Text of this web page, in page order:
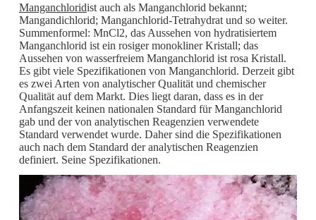
Manganchloridist auch als Manganchlorid bekannt;
Mangandichlorid; Manganchlorid-Tetrahydrat und so weiter.
Summenformel: MnCl2, das Aussehen von hydratisiertem
Manganchlorid ist ein rosiger monokliner Kristall; das
Aussehen von wasserfreiem Manganchlorid ist rosa Kristall.
Es gibt viele Spezifikationen von Manganchlorid. Derzeit gibt
es zwei Arten von analytischer Qualität und chemischer
Qualität auf dem Markt. Dies liegt daran, dass es in der
Anfangszeit keinen nationalen Standard für Manganchlorid
gab und der von analytischen Reagenzien verwendete
Standard verwendet wurde. Daher sind die Spezifikationen
auch nach dem Standard der analytischen Reagenzien
definiert. Seine Spezifikationen.